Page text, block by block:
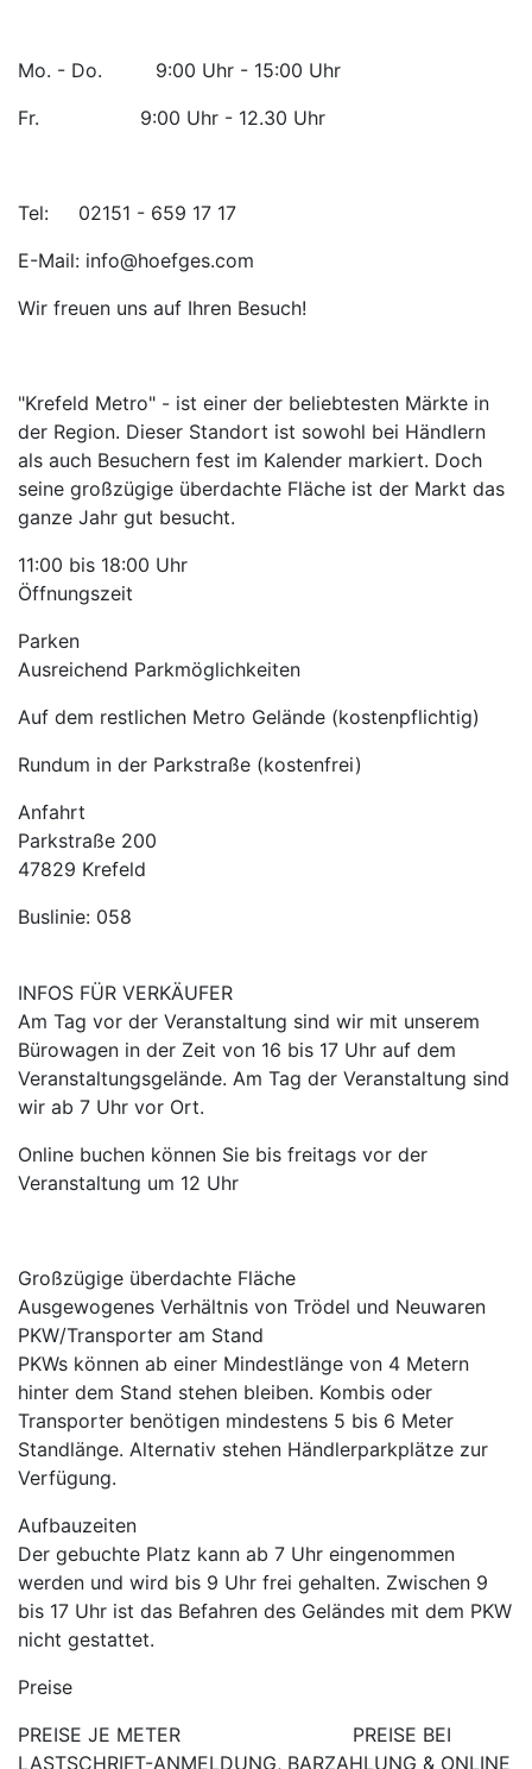
Mo. - Do. 9:00 Uhr - 15:00 Uhr
Fr. 9:00 Uhr - 12.30 Uhr
Tel: 02151 - 659 17 17
E-Mail: info@hoefges.com
Wir freuen uns auf Ihren Besuch!
"Krefeld Metro" - ist einer der beliebtesten Märkte in
der Region. Dieser Standort ist sowohl bei Händlern
als auch Besuchern fest im Kalender markiert. Doch
seine großzügige überdachte Fläche ist der Markt das
ganze Jahr gut besucht.
11:00 bis 18:00 Uhr
Öffnungszeit
Parken
Ausreichend Parkmöglichkeiten
Auf dem restlichen Metro Gelände (kostenpflichtig)
Rundum in der Parkstraße (kostenfrei)
Anfahrt
Parkstraße 200
47829 Krefeld
Buslinie: 058
INFOS FÜR VERKÄUFER
Am Tag vor der Veranstaltung sind wir mit unserem
Bürowagen in der Zeit von 16 bis 17 Uhr auf dem
Veranstaltungsgelände. Am Tag der Veranstaltung sind
wir ab 7 Uhr vor Ort.
Online buchen können Sie bis freitags vor der
Veranstaltung um 12 Uhr
Großzügige überdachte Fläche
Ausgewogenes Verhältnis von Trödel und Neuwaren
PKW/Transporter am Stand
PKWs können ab einer Mindestlänge von 4 Metern
hinter dem Stand stehen bleiben. Kombis oder
Transporter benötigen mindestens 5 bis 6 Meter
Standlänge. Alternativ stehen Händlerparkplätze zur
Verfügung.
Aufbauzeiten
Der gebuchte Platz kann ab 7 Uhr eingenommen
werden und wird bis 9 Uhr frei gehalten. Zwischen 9
bis 17 Uhr ist das Befahren des Geländes mit dem PKW
nicht gestattet.
Preise
PREISE JE METER PREISE BEI
LASTSCHRIFT-ANMELDUNG, BARZAHLUNG & ONLINE